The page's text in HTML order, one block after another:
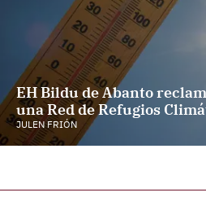
EH Bildu de Abanto
una Red de Refugios
JULEN FRIÓN